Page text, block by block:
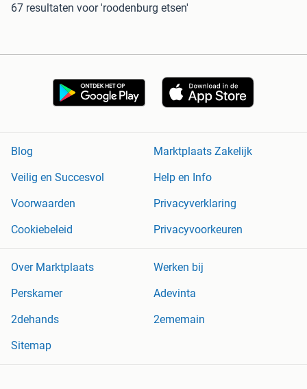
67 resultaten voor 'roodenburg etsen'
Blog
Marktplaats Zakelijk
Veilig en Succesvol
Help en Info
Voorwaarden
Privacyverklaring
Cookiebeleid
Privacyvoorkeuren
Over Marktplaats
Werken bij
Perskamer
Adevinta
2dehands
2ememain
Sitemap